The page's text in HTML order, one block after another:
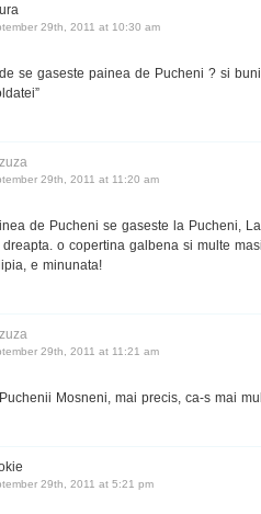
29th, 2011 at 10:30 am
se gaseste painea de Pucheni ? si
29th, 2011 at 11:20 am
de Pucheni se gaseste la Pucheni,
dreapta. o copertina galbena si multe
e minunata!
29th, 2011 at 11:21 am
Mosneni, mai precis, ca-s mai
29th, 2011 at 5:21 pm